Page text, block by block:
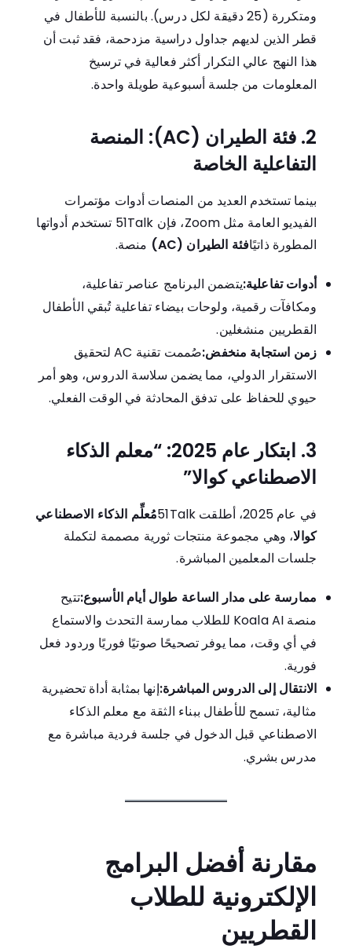
ومتكررة (25 دقيقة لكل درس). بالنسبة للأطفال في
قطر الذين لديهم جداول دراسية مزدحمة، فقد ثبت أن
هذا النهج عالي التكرار أكثر فعالية في ترسيخ
المعلومات من جلسة أسبوعية طويلة واحدة.
2. فئة الطيران (AC): المنصة
التفاعلية الخاصة
بينما تستخدم العديد من المنصات أدوات مؤتمرات
الفيديو العامة مثل Zoom، فإن 51Talk تستخدم أدواتها
المطورة ذاتيًافئة الطيران (AC) منصة.
أدوات تفاعلية:يتضمن البرنامج عناصر تفاعلية،
ومكافآت رقمية، ولوحات بيضاء تفاعلية تُبقي الأطفال
القطريين منشغلين.
زمن استجابة منخفض:
صُممت تقنية AC لتحقيق
الاستقرار الدولي، مما يضمن سلاسة الدروس، وهو أمر
حيوي للحفاظ على تدفق المحادثة في الوقت الفعلي.
3. ابتكار عام 2025: “معلم الذكاء
الاصطناعي كوالا”
في عام 2025، أطلقت 51Talk
مُعلِّم الذكاء الاصطناعي
كوالا، وهي مجموعة منتجات ثورية مصممة لتكملة
جلسات المعلمين المباشرة.
ممارسة على مدار الساعة طوال أيام الأسبوع:تتيح
منصة Koala AI للطلاب ممارسة التحدث والاستماع
في أي وقت، مما يوفر تصحيحًا صوتيًا فوريًا وردود فعل
فورية.
الانتقال إلى الدروس المباشرة:إنها بمثابة أداة تحضيرية
مثالية، تسمح للأطفال ببناء الثقة مع معلم الذكاء
الاصطناعي قبل الدخول في جلسة فردية مباشرة مع
مدرس بشري.
مقارنة أفضل البرامج
الإلكترونية للطلاب
القطريين